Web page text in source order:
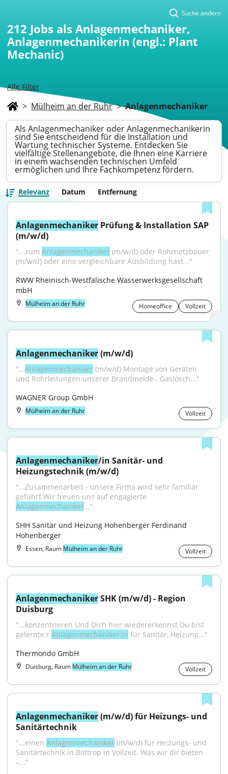
Alle Filter
Suche ändern
212 Jobs als Anlagenmechaniker,
Anlagenmechanikerin (engl.: Plant
Mechanic)
> Mülheim an der Ruhr > Anlagenmechaniker
Als Anlagenmechaniker oder Anlagenmechanikerin
sind Sie entscheidend für die Installation und
Wartung technischer Systeme. Entdecken Sie
vielfältige Stellenangebote, die Ihnen eine Karriere
in einem wachsenden technischen Umfeld
ermöglichen und Ihre Fachkompetenz fördern.
Relevanz Datum Entfernung
Anlagenmechaniker Prüfung & Installation SAP
(m/w/d)
"...zum Anlagenmechaniker (m/w/d) oder Rohrnetzbauer
(m/w/d) oder eine vergleichbare Ausbildung hast..."
RWW Rheinisch-Westfälische Wasserwerksgesellschaft
mbH
Mülheim an der Ruhr Homeoffice Vollzeit
Anlagenmechaniker (m/w/d)
"...Anlagenmechaniker (m/w/d) Montage von Geräten
und Rohrleitungen unserer Brandmelde-, Gaslösch..."
WAGNER Group GmbH
Mülheim an der Ruhr Vollzeit
Anlagenmechaniker/in Sanitär- und
Heizungstechnik (m/w/d)
"...Zusammenarbeit - unsere Firma wird sehr familiär
Anlagenmechaniker..."
SHH Sanitär und Heizung Hohenberger Ferdinand
Hohenberger
Essen, Raum Mülheim an der Ruhr Vollzeit
Anlagenmechaniker SHK (m/w/d) - Region
Duisburg
"...konzentrieren Und Dich hier wiedererkennst Du bist
gelernte:r Anlagenmechaniker:in für Sanitär, Heizung..."
Thermondo GmbH
Duisburg, Raum Mülheim an der Ruhr Vollzeit
Anlagenmechaniker (m/w/d) für Heizungs- und
Sanitärtechnik
"...einen Anlagenmechaniker (m/w/d) für Heizungs- und
Sanitärtechnik in Bottrop in Vollzeit. Was wir dir bieten
–..."